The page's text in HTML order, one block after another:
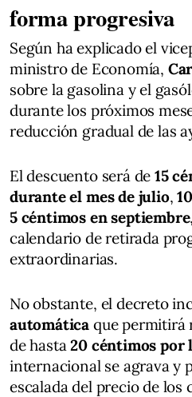
forma progresiva
Según ha explicado el
ministro de Economía,
sobre la gasolina y el
durante los próximos
reducción gradual de las
El descuento será de15
durante el mes de julio,
5 céntimos en septiembre
calendario de retirada
extraordinarias.
No obstante, el decreto
automática que permitirá
de hasta20 céntimos por
internacional se agrava y
escalada del precio de los